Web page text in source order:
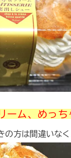
ーム、めっち
の方は間違いなく